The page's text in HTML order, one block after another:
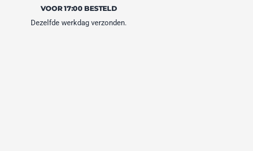
VOOR 17:00 BESTELD
Dezelfde werkdag verzonden.